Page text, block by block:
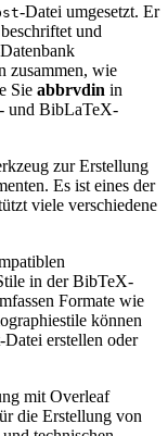
-Datei umgesetzt. Er
und
zusammen, wie
Sie abbrvdin in
und BibLaTeX-
zur Erstellung
Es ist eines der
viele verschiedene
in der BibTeX-
Formate wie
können
Datei erstellen oder
mit Overleaf
die Erstellung von